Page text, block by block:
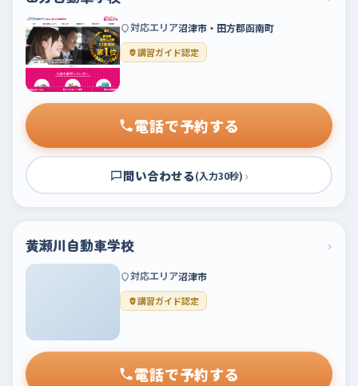
対応エリア沼津市・田方郡函南町
講習ガイド認定
電話で予約する
問い合わせる(入力30秒) ›
黄瀬川自動車学校 ›
対応エリア沼津市
講習ガイド認定
電話で予約する